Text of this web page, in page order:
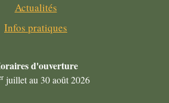
Actualités
Infos pratiques
d'ouverture
juillet au 30 août 2026